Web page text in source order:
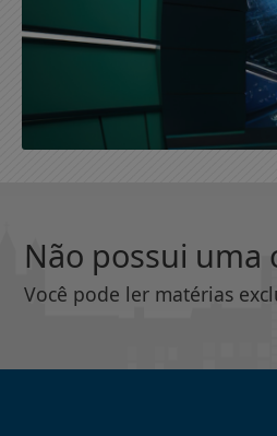
Não possui uma
Você pode ler matérias